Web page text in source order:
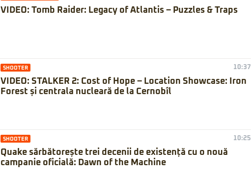
VIDEO: Tomb Raider: Legacy of Atlantis – Puzzles & Traps
SHOOTER 10:37
VIDEO: STALKER 2: Cost of Hope – Location Showcase: Iron
Forest și centrala nucleară de la Cernobîl
SHOOTER 10:25
Quake sărbătorește trei decenii de existență cu o nouă
campanie oficială: Dawn of the Machine